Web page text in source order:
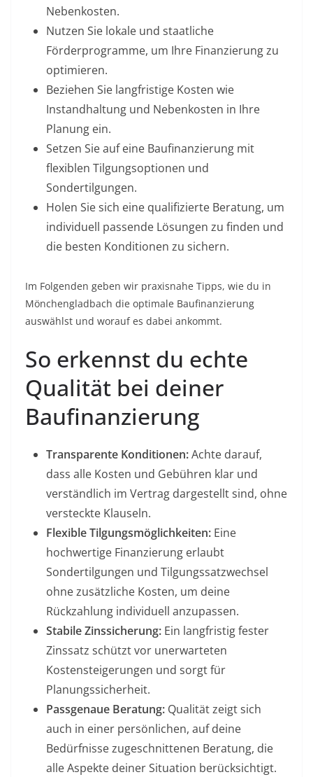
Nebenkosten.
Nutzen Sie lokale und staatliche
Förderprogramme, um Ihre Finanzierung zu
optimieren.
Beziehen Sie langfristige Kosten wie
Instandhaltung und Nebenkosten in Ihre
Planung ein.
Setzen Sie auf eine Baufinanzierung mit
flexiblen Tilgungsoptionen und
Sondertilgungen.
Holen Sie sich eine qualifizierte Beratung, um
individuell passende Lösungen zu finden und
die besten Konditionen zu sichern.
Im Folgenden geben wir praxisnahe Tipps, wie du in
Mönchengladbach die optimale Baufinanzierung
auswählst und worauf es dabei ankommt.
So erkennst du echte
Qualität bei deiner
Baufinanzierung
Transparente Konditionen:Achte darauf,
dass alle Kosten und Gebühren klar und
verständlich im Vertrag dargestellt sind, ohne
versteckte Klauseln.
Flexible Tilgungsmöglichkeiten: Eine
hochwertige Finanzierung erlaubt
Sondertilgungen und Tilgungssatzwechsel
ohne zusätzliche Kosten, um deine
Rückzahlung individuell anzupassen.
Stabile Zinssicherung: Ein langfristig fester
Zinssatz schützt vor unerwarteten
Kostensteigerungen und sorgt für
Planungssicherheit.
Passgenaue Beratung: Qualität zeigt sich
auch in einer persönlichen, auf deine
Bedürfnisse zugeschnittenen Beratung, die
alle Aspekte deiner Situation berücksichtigt.